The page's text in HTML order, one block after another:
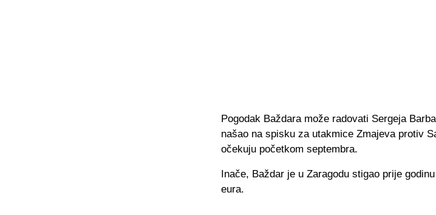
Pogodak Baždara može radovati Sergeja
našao na spisku za utakmice Zmajeva protiv
očekuju početkom septembra.
Inače, Baždar je u Zaragodu stigao prije
eura.